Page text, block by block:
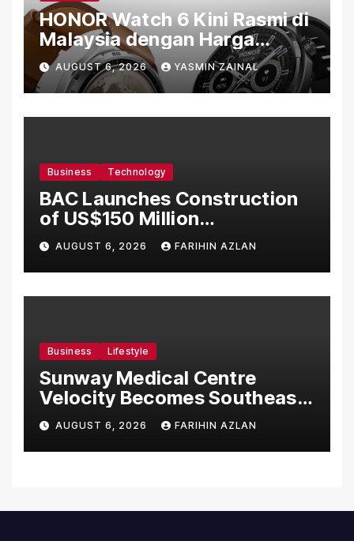
HONOR Watch 6 Kini Rasmi di
Malaysia dengan Harga
Bermula RM699
AUGUST 6, 2026 YASMIN ZAINAL
Business Technology
BAC Launches Construction
of US$150 Million
Manufacturing Facility in
Malaysia
AUGUST 6, 2026 FARIHIN AZLAN
Business Lifestyle
Sunway Medical Centre
Velocity Becomes Southeast
Asia’s First Hospital to
Introduce the Comprehensive
NORAV Clinical Management
AUGUST 6, 2026 FARIHIN AZLAN